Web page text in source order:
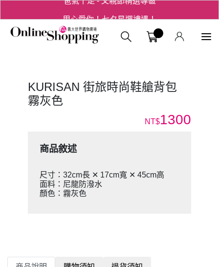
義大購物
KURISAN 街旅時尚鞋艙背包
霧灰色
NT$1300
商品敘述
尺寸：32cm長 ✕ 17cm寬 ✕ 45cm高
面料：尼龍防潑水
顏色：霧灰色